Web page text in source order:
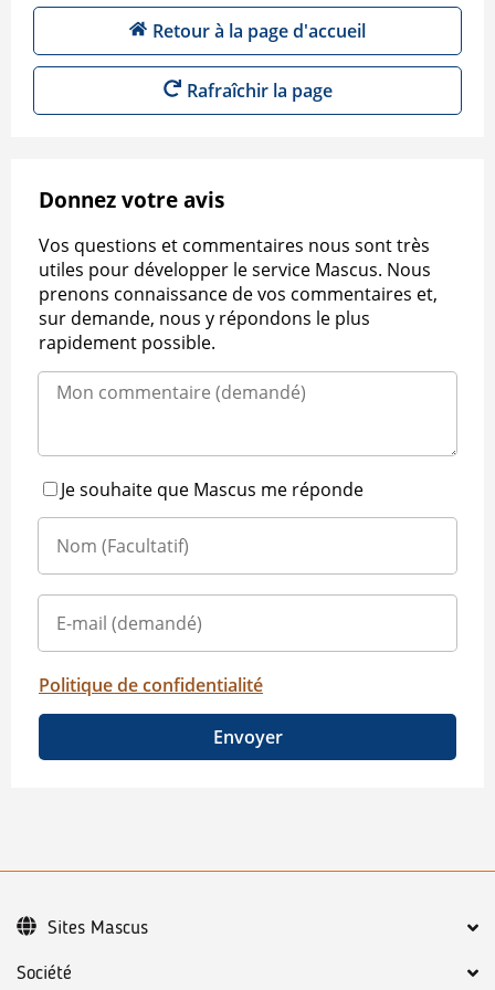
Retour à la page d'accueil
Rafraîchir la page
Donnez votre avis
Vos questions et commentaires nous sont très
utiles pour développer le service Mascus. Nous
prenons connaissance de vos commentaires et,
sur demande, nous y répondons le plus
rapidement possible.
Je souhaite que Mascus me réponde
Politique de confidentialité
Envoyer
Société
Sites Mascus